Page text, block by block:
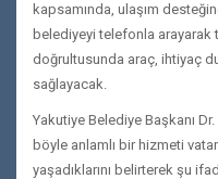
kapsamında, ulaşım
belediyeyi telefonla
doğrultusunda araç, ihtiyaç
sağlayacak.
Yakutiye Belediye Başkanı
böyle anlamlı bir hizmeti
yaşadıklarını belirterek şu